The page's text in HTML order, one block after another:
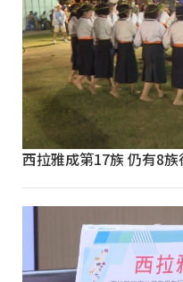
西拉雅成第17族 仍有8